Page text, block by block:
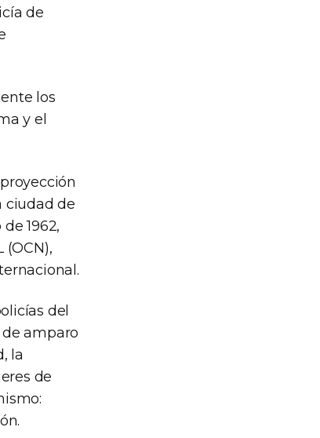
de
los
y el
ciudad de
1962,
del
amparo
la
de